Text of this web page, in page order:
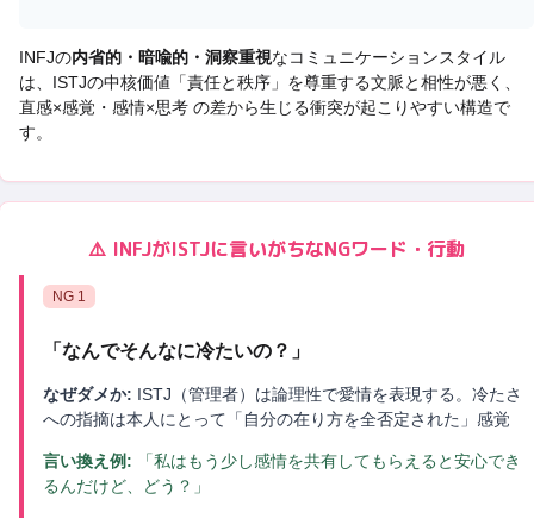
INFJの内省的・暗喩的・洞察重視なコミュニケーションスタイル
は、 ISTJの中核価値「責任と秩序 」を尊重する文脈と相性が悪く、
直感×感覚・感情×思考 の差から生じる衝突が起こりやすい構造で
す。
⚠️ INFJがISTJに言いがちなNGワード・行動
NG 1
「 なんでそんなに冷たいの？ 」
なぜダメか: ISTJ（管理者）は論理性で愛情を表現する。冷たさ
への指摘は本人にとって「自分の在り方を全否定された」感覚
言い換え例:
「私はもう少し感情を共有してもらえると安心でき
るんだけど、どう？」